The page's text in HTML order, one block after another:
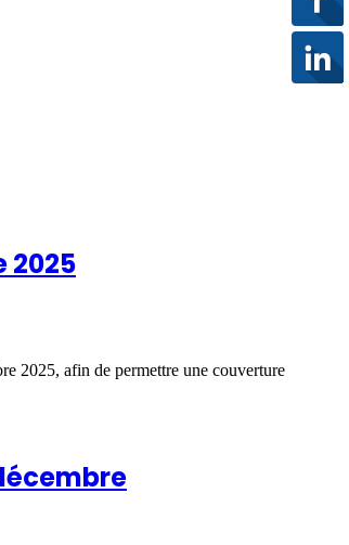
2025
2025, afin de permettre une couverture